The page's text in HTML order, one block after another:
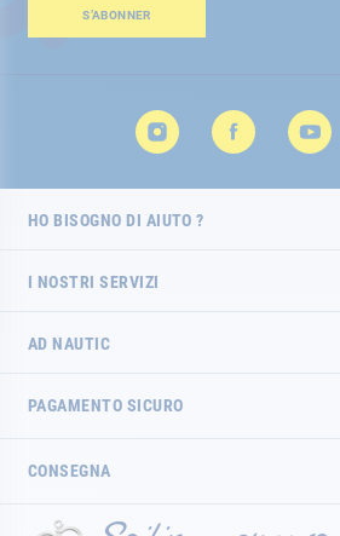
Newsletter:S’ABONNER
HO BISOGNO DI AIUTO ?
I NOSTRI SERVIZI
AD NAUTIC
PAGAMENTO SICURO
CONSEGNA